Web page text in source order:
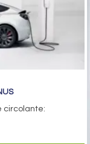
circolante: